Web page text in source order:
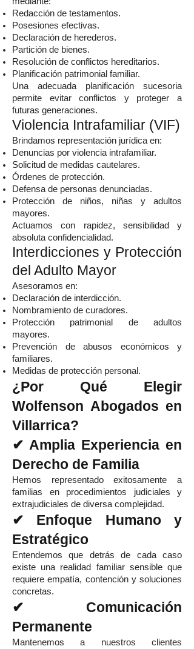
Redacción de testamentos.
Posesiones efectivas.
Declaración de herederos.
Partición de bienes.
Resolución de conflictos hereditarios.
Planificación patrimonial familiar.
Una adecuada planificación sucesoria
permite evitar conflictos y proteger a
futuras generaciones.
Violencia Intrafamiliar (VIF)
Brindamos representación jurídica en:
Denuncias por violencia intrafamiliar.
Solicitud de medidas cautelares.
Órdenes de protección.
Defensa de personas denunciadas.
Protección de niños, niñas y adultos
mayores.
Actuamos con rapidez, sensibilidad y
absoluta confidencialidad.
Interdicciones y Protección
del Adulto Mayor
Asesoramos en:
Declaración de interdicción.
Nombramiento de curadores.
Protección patrimonial de adultos
mayores.
Prevención de abusos económicos y
familiares.
Medidas de protección personal.
¿Por Qué Elegir
Wolfenson Abogados en
Villarrica?
✔ Amplia Experiencia en
Derecho de Familia
Hemos representado exitosamente a
familias en procedimientos judiciales y
extrajudiciales de diversa complejidad.
✔ Enfoque Humano y
Estratégico
Entendemos que detrás de cada caso
existe una realidad familiar sensible que
requiere empatía, contención y soluciones
concretas.
✔ Comunicación
Permanente
Mantenemos a nuestros clientes